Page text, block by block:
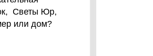
Светы Юр,
или дом?